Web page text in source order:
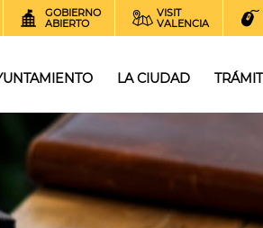
GOBIERNO
ABIERTO
VISIT
VALENCIA
LA CIUDAD